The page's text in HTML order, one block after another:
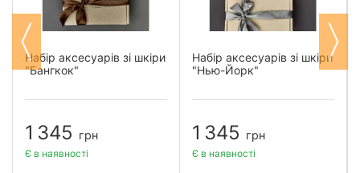
Набір аксесуарів зі шкіри
"Бангкок"
1 345 грн
Є в наявності
Набір аксесуарів зі шкіри
"Нью-Йорк"
1 345 грн
Є в наявності